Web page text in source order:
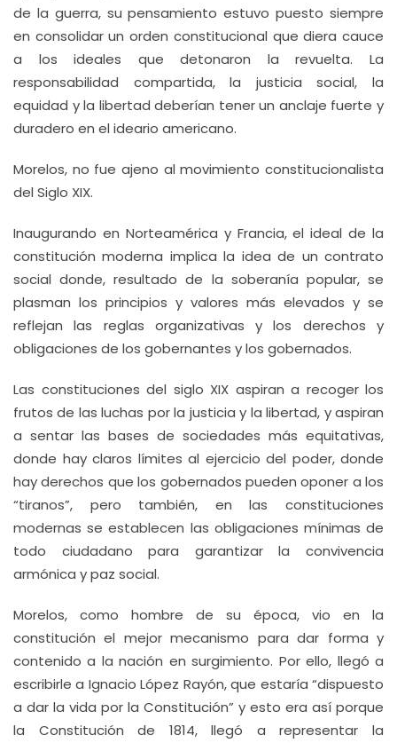
de la guerra, su pensamiento estuvo puesto siempre
en consolidar un orden constitucional que diera cauce
a los ideales que detonaron la revuelta. La
responsabilidad compartida, la justicia social, la
equidad y la libertad deberían tener un anclaje fuerte y
duradero en el ideario americano.
Morelos, no fue ajeno al movimiento constitucionalista
del Siglo XIX.
Inaugurando en Norteamérica y Francia, el ideal de la
constitución moderna implica la idea de un contrato
social donde, resultado de la soberanía popular, se
plasman los principios y valores más elevados y se
reflejan las reglas organizativas y los derechos y
obligaciones de los gobernantes y los gobernados.
Las constituciones del siglo XIX aspiran a recoger los
frutos de las luchas por la justicia y la libertad, y aspiran
a sentar las bases de sociedades más equitativas,
donde hay claros límites al ejercicio del poder, donde
hay derechos que los gobernados pueden oponer a los
“tiranos”, pero también, en las constituciones
modernas se establecen las obligaciones mínimas de
todo ciudadano para garantizar la convivencia
armónica y paz social.
Morelos, como hombre de su época, vio en la
constitución el mejor mecanismo para dar forma y
contenido a la nación en surgimiento. Por ello, llegó a
escribirle a Ignacio López Rayón, que estaría “dispuesto
a dar la vida por la Constitución” y esto era así porque
la Constitución de 1814, llegó a representar la